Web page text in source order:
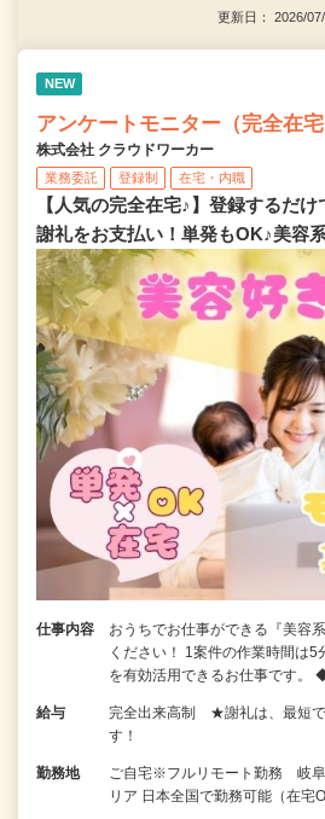
更新日： 2026/
NEW
アンケートモニター（完全在宅
株式会社 クラウドワーカー
業務委託 登録制 在宅・内職
【人気の完全在宅♪】登録するだ
謝礼をお支払い！単発もOK♪美容
仕事内容
おうちでお仕事ができる『美容
ください！ 1案件の作業時間は5
を有効活用できるお仕事です。
給与
完全出来高制 ★謝礼は、最短で
す！
勤務地
ご自宅※フルリモート勤務 岐阜
リア 日本全国で勤務可能（在宅